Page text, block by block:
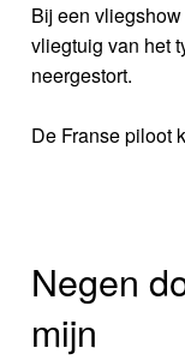
Bij een
vliegtuig van het
neergestort.
De Franse piloot
Negen
mijn